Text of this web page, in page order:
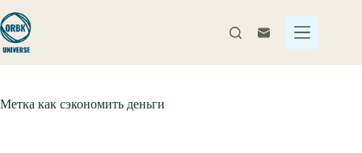
к
сути
Метка как сэкономить деньги